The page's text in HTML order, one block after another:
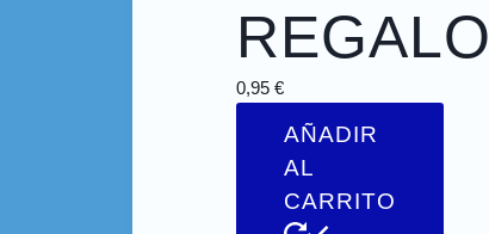
REGALO
0,95 €
AÑADIR
AL
CARRITO